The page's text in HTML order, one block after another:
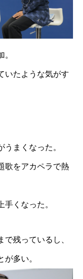
いたような気がす
まくなった。
歌をアカペラで熱
くなった。
残っているし、
多い。